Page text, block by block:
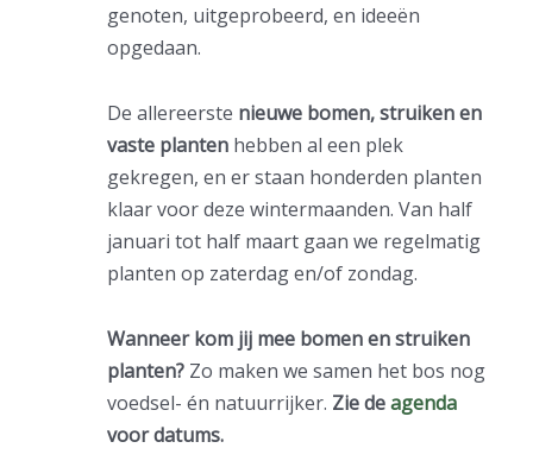
genoten, uitgeprobeerd, en ideeën
opgedaan.
De allereerste nieuwe bomen, struiken en
vaste planten hebben al een plek
gekregen, en er staan honderden planten
klaar voor deze wintermaanden. Van half
januari tot half maart gaan we regelmatig
planten op zaterdag en/of zondag.
Wanneer kom jij mee bomen en struiken
planten? Zo maken we samen het bos nog
voedsel- én natuurrijker. Zie deagenda
voor datums.